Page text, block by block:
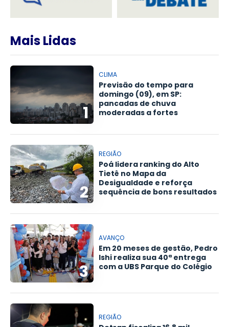
Mais Lidas
1
CLIMA
Previsão do tempo para
domingo (09), em SP:
pancadas de chuva
moderadas a fortes
2
REGIÃO
Poá lidera ranking do Alto
Tietê no Mapa da
Desigualdade e reforça
sequência de bons resultados
3
AVANÇO
Em 20 meses de gestão, Pedro
Ishi realiza sua 40ª entrega
com a UBS Parque do Colégio
REGIÃO